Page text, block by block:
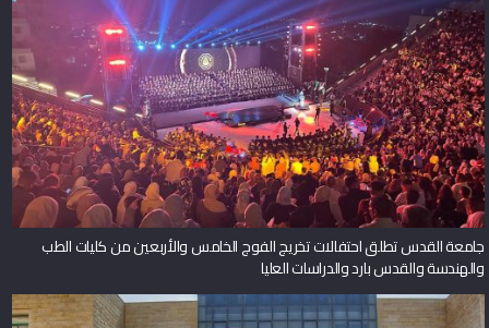
جامعة القدس تطلق احتفالات تخريج الفوج الخامس والأربعين من كليات الطب
والهندسة والقدس بارد والدراسات العليا